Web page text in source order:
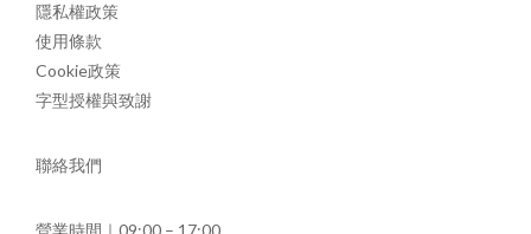
隱私權政策
使用條款
Cookie政策
字型授權與致謝
聯絡我們